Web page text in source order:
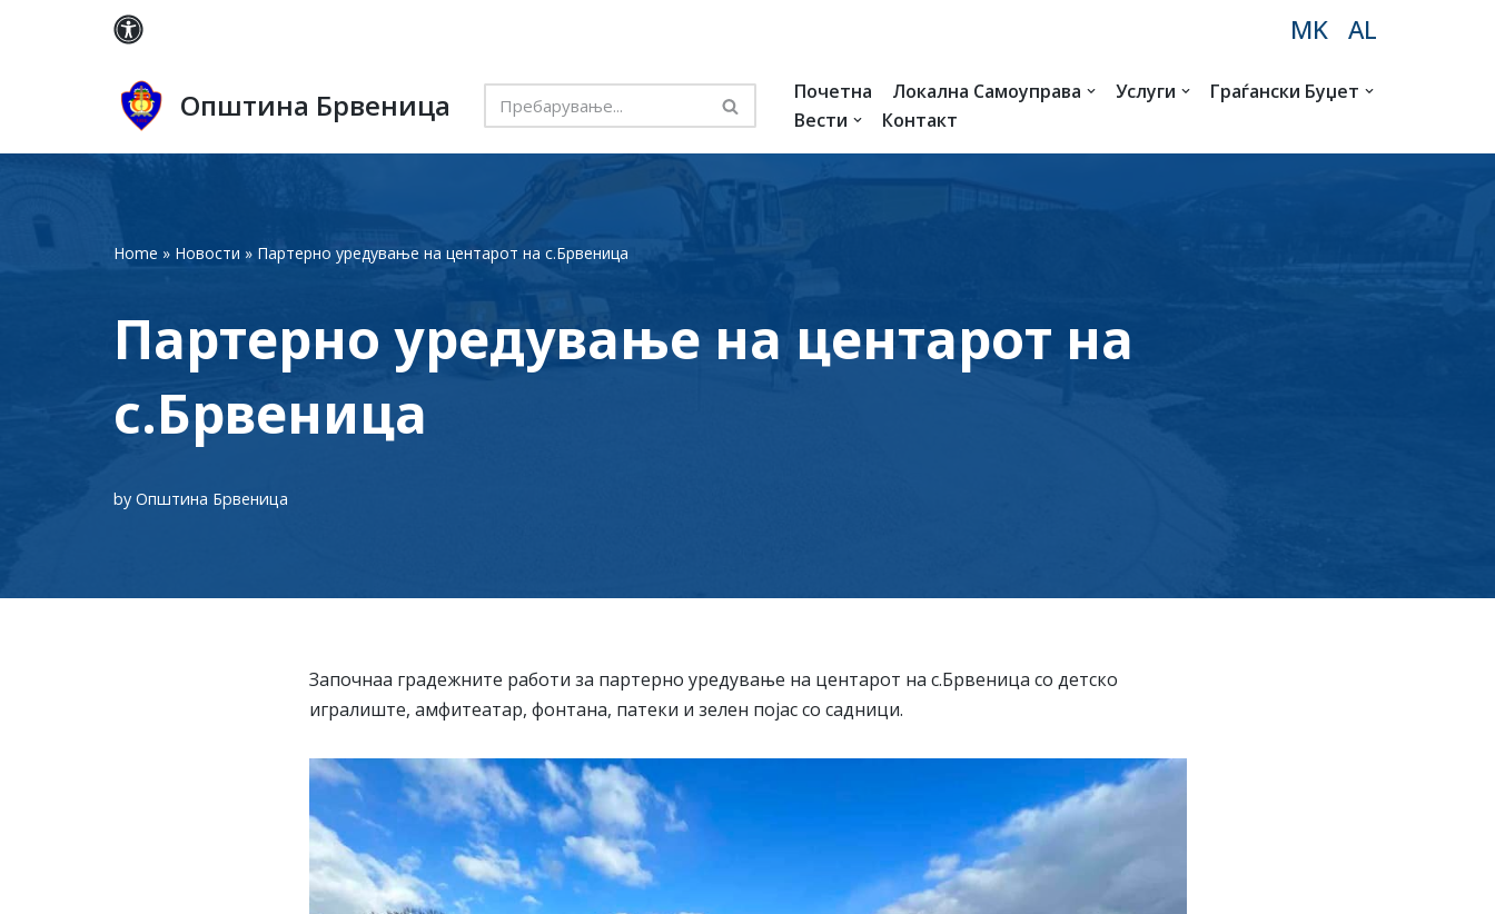
MK AL
Општина Брвеница Почетна Локална Самоуправа Услуги
Граѓански Буџет
Вести
Контакт
Home » Новости » Партерно уредување на центарот на с.Брвеница
Партерно уредување на центарот на
с.Брвеница
by Општина Брвеница
Започнаа градежните работи за партерно уредување на центарот на с.Брвеница со детско
игралиште, амфитеатар, фонтана, патеки и зелен појас со садници.